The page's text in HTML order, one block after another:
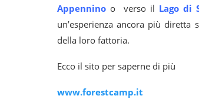
Appennino o verso il Lago di
un’esperienza ancora più
della loro fattoria.
Ecco il sito per saperne di più
www.forestcamp.it